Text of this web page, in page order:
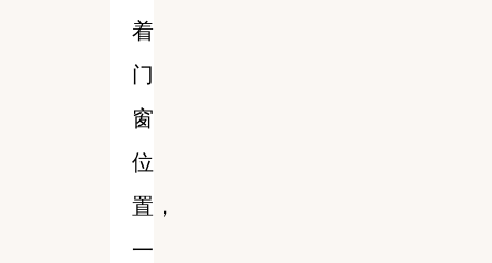
着
门
窗
位
置，
一